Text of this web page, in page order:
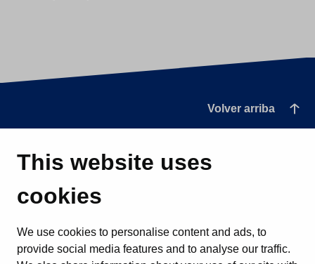
This website uses
cookies
We use cookies to personalise content and ads, to
provide social media features and to analyse our traffic.
Volver arriba